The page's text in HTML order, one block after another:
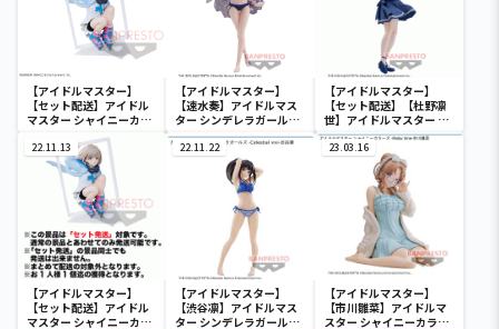
【アイドルマスター】
【セット配送】アイドル
マスター シャイニーカラ
ーズ ESPRESTO est-
Windy and Motions-芹
沢あさひ
【アイドルマスター】
【速水奏】アイドルマス
ター シンデレラガールズ
-Celestial vivi-速水奏
【アイドルマスター】
【セット配送】【杜野凛
世】アイドルマスター シ
ャイニーカラーズ 杜野凛
世-階段式純情昇降機-
22.11.13
【アイドルマスター】
【セット配送】アイドル
マスター シャイニーカラ
22.11.22
【アイドルマスター】
【渋谷凛】アイドルマス
ター シンデレラガールズ
23.03.16
【アイドルマスター】
【市川雛菜】アイドルマ
スター シャイニーカラー